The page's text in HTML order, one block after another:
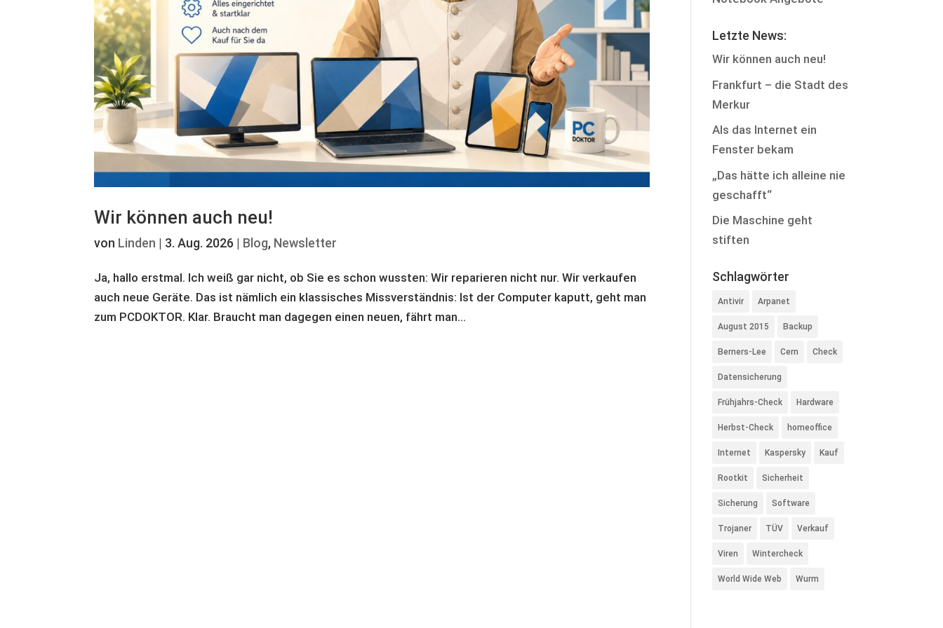
Wir können auch neu!
von Linden | 3. Aug. 2026 | Blog, Newsletter
Ja, hallo erstmal. Ich weiß gar nicht, ob Sie es schon wussten: Wir reparieren nicht nur. Wir verkaufen
auch neue Geräte. Das ist nämlich ein klassisches Missverständnis: Ist der Computer kaputt, geht man
zum PCDOKTOR. Klar. Braucht man dagegen einen neuen, fährt man...
Letzte News:
Wir können auch neu!
Frankfurt – die Stadt des
Merkur
Als das Internet ein
Fenster bekam
„Das hätte ich alleine nie
geschafft“
Die Maschine geht
stiften
Schlagwörter
Antivir Arpanet
August 2015 Backup
Berners-Lee Cern Check
Datensicherung
Frühjahrs-Check Hardware
Herbst-Check homeoffice
Internet Kaspersky Kauf
Rootkit Sicherheit
Sicherung Software
Trojaner TÜV Verkauf
Viren Wintercheck
World Wide Web Wurm